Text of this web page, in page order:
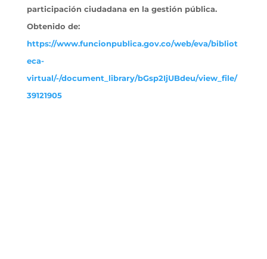
participación ciudadana en la gestión pública.
Obtenido de:
https://www.funcionpublica.gov.co/web/eva/bibliot
eca-
virtual/-/document_library/bGsp2IjUBdeu/view_file/
39121905